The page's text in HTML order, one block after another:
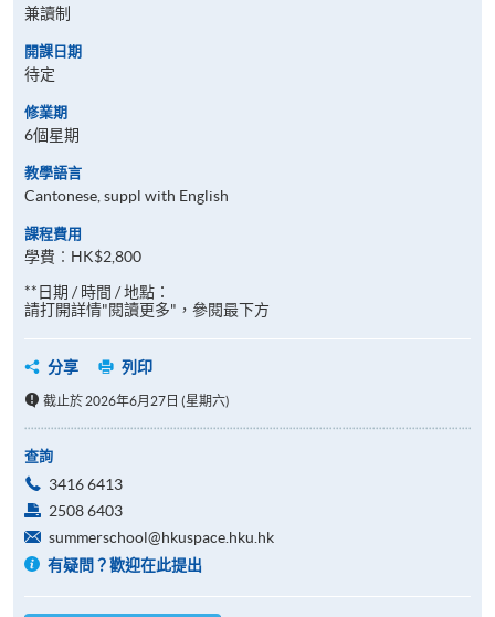
兼讀制
開課日期
待定
修業期
6個星期
教學語言
Cantonese, suppl with English
課程費用
學費︰HK$2,800
**日期 / 時間 / 地點：
請打開詳情"閱讀更多"，參閱最下方
分享 列印
截止於 2026年6月27日 (星期六)
查詢
3416 6413
2508 6403
summerschool@hkuspace.hku.hk
有疑問？歡迎在此提出